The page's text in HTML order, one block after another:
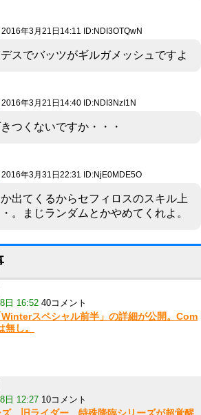
2016年3月21日14:11 ID:NDI3OTQwN
スでバッツがギルガメッシュですよ
2016年3月21日14:40 ID:NDI3NzI1N
つくないですか・・・
2016年3月31日22:31 ID:NjE0MDE5O
出てくるからセフィロスのスキル上
。まじランダムとかやめてくれよ。
日 16:52 40コメント
スペシャル前半」の詳細が公開。Com
し。
日 12:27 10コメント